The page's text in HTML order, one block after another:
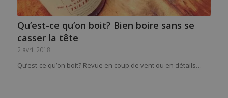
Qu’est-ce qu’on boit? Bien boire sans se
casser la tête
2 avril 2018
Qu’est-ce qu’on boit? Revue en coup de vent ou en détails…